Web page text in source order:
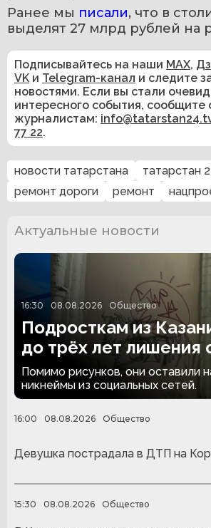
Ранее мы писали, что в
выделят 27 млрд рублей на
Подписывайтесь на наши MAX,
VK и Telegram-канал и следите
новостями. Если вы стали
интересного события,
журналистам:
77 22.
новости татарстана
татарстан
ремонт дороги
ремонт
Актуальные новости
16:30 08.08.2026 Общество
Подросткам из
до трёх лет лишения
за граффити
Помимо рисунков, они оставили
никнеймы из социальных сетей.
16:00 08.08.2026 Общество
Девушка пострадала в ДТП на
15:30 08.08.2026 Общество